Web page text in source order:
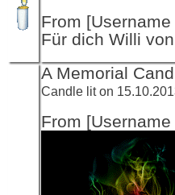
From
Für dich Willi
A Memorial
Candle lit on
From